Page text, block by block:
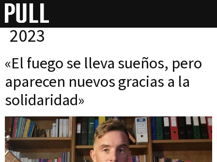
Día: 1 de septiembre de
2023
«El fuego se lleva sueños, pero
aparecen nuevos gracias a la
solidaridad»